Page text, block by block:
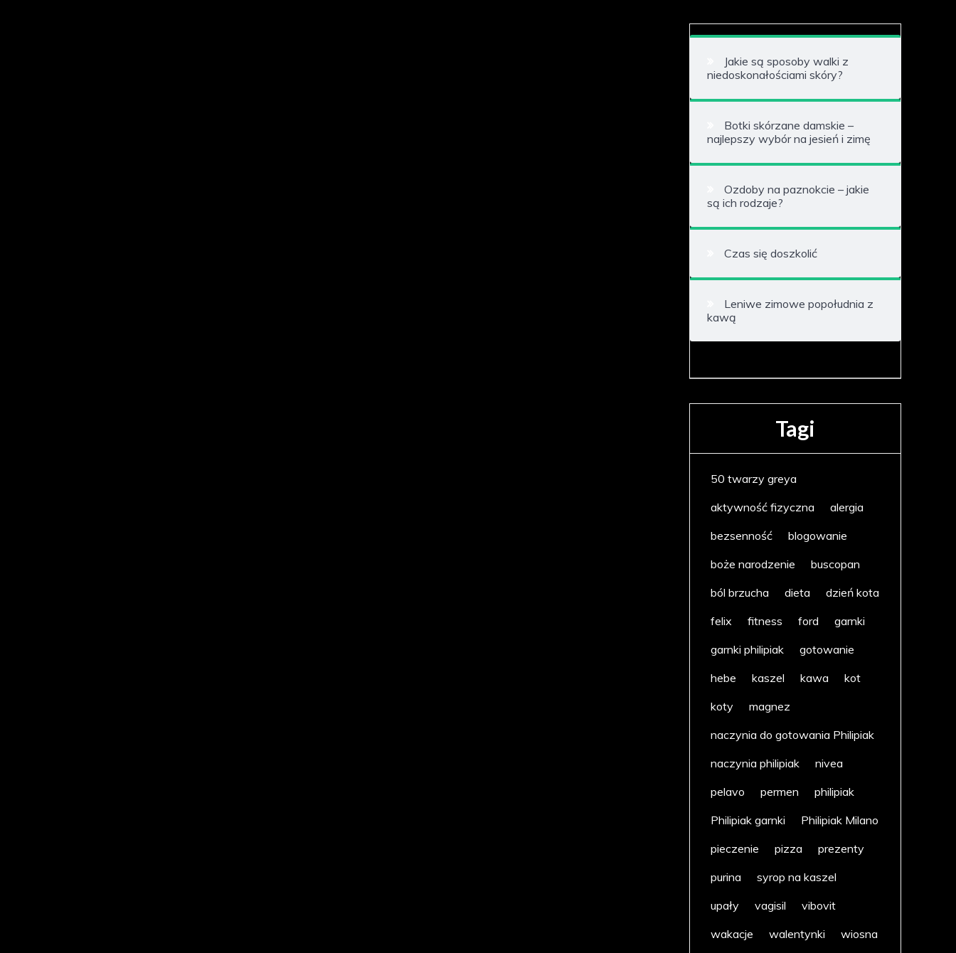
Jakie są sposoby walki z
niedoskonałościami skóry?
Botki skórzane damskie –
najlepszy wybór na jesień i zimę
Ozdoby na paznokcie – jakie
są ich rodzaje?
Czas się doszkolić
Leniwe zimowe popołudnia z
kawą
Tagi
50 twarzy greya
aktywność fizyczna
alergia
bezsenność
blogowanie
boże narodzenie
buscopan
ból brzucha
dieta
dzień kota
felix
fitness ford
garnki
garnki philipiak
gotowanie
hebe
kaszel kawa
kot
koty
magnez
naczynia do gotowania Philipiak
naczynia philipiak
nivea
pelavo
permen
philipiak
Philipiak garnki
Philipiak Milano
pieczenie
pizza
prezenty
purina
syrop na kaszel
upały
vagisil
vibovit
wakacje
walentynki wiosna